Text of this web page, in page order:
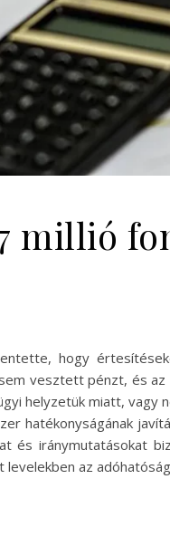
millió
hogy
vesztett pénzt, és
helyzetük miatt, vagy
hatékonyságának
és iránymutatásokat
az